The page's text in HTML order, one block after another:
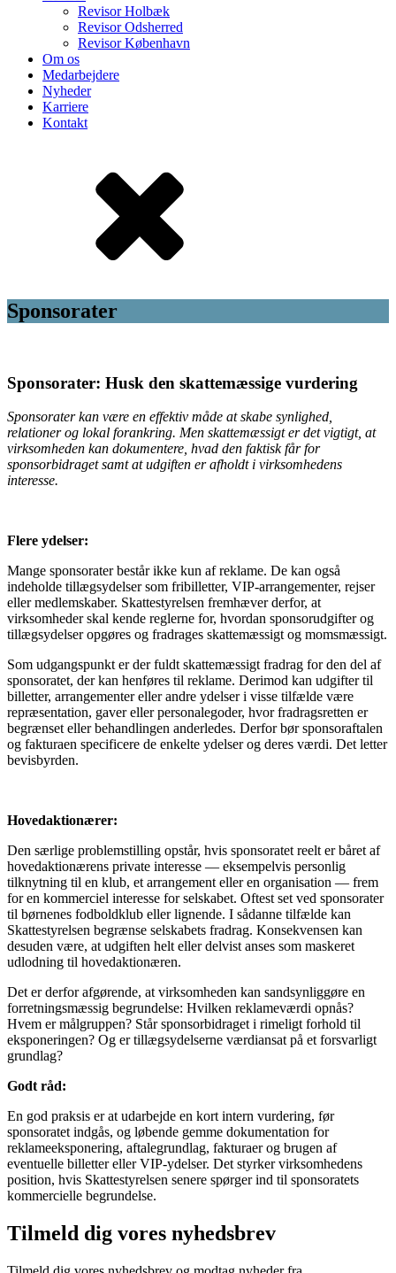
Revisor Holbæk
Revisor Odsherred
Revisor København
Om os
Medarbejdere
Nyheder
Karriere
Kontakt
Sponsorater
Sponsorater: Husk den skattemæssige vurdering
Sponsorater kan være en effektiv måde at skabe synlighed,
relationer og lokal forankring. Men skattemæssigt er det vigtigt, at
virksomheden kan dokumentere, hvad den faktisk får for
sponsorbidraget samt at udgiften er afholdt i virksomhedens
interesse.
Flere ydelser:
Mange sponsorater består ikke kun af reklame. De kan også
indeholde tillægsydelser som fribilletter, VIP-arrangementer, rejser
eller medlemskaber. Skattestyrelsen fremhæver derfor, at
virksomheder skal kende reglerne for, hvordan sponsorudgifter og
tillægsydelser opgøres og fradrages skattemæssigt og momsmæssigt.
Som udgangspunkt er der fuldt skattemæssigt fradrag for den del af
sponsoratet, der kan henføres til reklame. Derimod kan udgifter til
billetter, arrangementer eller andre ydelser i visse tilfælde være
repræsentation, gaver eller personalegoder, hvor fradragsretten er
begrænset eller behandlingen anderledes. Derfor bør sponsoraftalen
og fakturaen specificere de enkelte ydelser og deres værdi. Det letter
bevisbyrden.
Hovedaktionærer:
Den særlige problemstilling opstår, hvis sponsoratet reelt er båret af
hovedaktionærens private interesse — eksempelvis personlig
tilknytning til en klub, et arrangement eller en organisation — frem
for en kommerciel interesse for selskabet. Oftest set ved sponsorater
til børnenes fodboldklub eller lignende. I sådanne tilfælde kan
Skattestyrelsen begrænse selskabets fradrag. Konsekvensen kan
desuden være, at udgiften helt eller delvist anses som maskeret
udlodning til hovedaktionæren.
Det er derfor afgørende, at virksomheden kan sandsynliggøre en
forretningsmæssig begrundelse: Hvilken reklameværdi opnås?
Hvem er målgruppen? Står sponsorbidraget i rimeligt forhold til
eksponeringen? Og er tillægsydelserne værdiansat på et forsvarligt
grundlag?
Godt råd:
En god praksis er at udarbejde en kort intern vurdering, før
sponsoratet indgås, og løbende gemme dokumentation for
reklameeksponering, aftalegrundlag, fakturaer og brugen af
eventuelle billetter eller VIP-ydelser. Det styrker virksomhedens
position, hvis Skattestyrelsen senere spørger ind til sponsoratets
kommercielle begrundelse.
Tilmeld dig vores nyhedsbrev